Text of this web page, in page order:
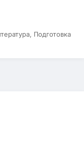
Подготовка